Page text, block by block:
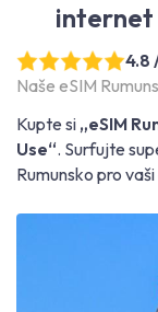
internet
4.8
Naše eSIM
Kupte si „eSIM
Use“. Surfujte
Rumunsko pro